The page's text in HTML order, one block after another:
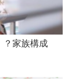
？家族構成